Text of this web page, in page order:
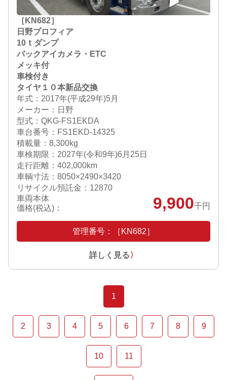
［KN682］
日野プロフィア
10ｔダンプ
バックアイカメラ・ETC
メッキ付
車検付き
タイヤ１０本新品交換
年式：2017年(平成29年)5月
メーカー：日野
型式：QKG-FS1EKDA
車台番号：FS1EKD-14325
積載量：8,300kg
車検期限： 2027年(令和9年)6月25日
走行距離：402,000km
車輌寸法：8050×2490×3420
リサイクル預託金：12870
車両本体
価格(税込)：
9,900千円
管理番号：［KN682］
詳しく見る〉
1
2 3 4 5 6 7 8 9
10 11